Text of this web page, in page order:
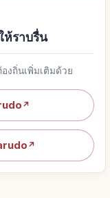
ห้ราบรื่น
งถิ่นเพิ่มเติมด้วย
↗
↗